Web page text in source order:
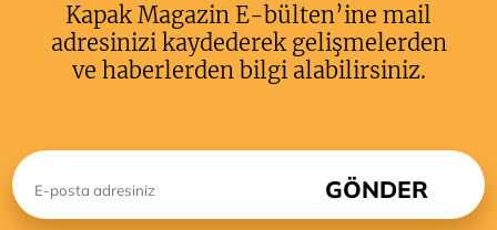
Kapak Magazin E-bülten’ine mail
adresinizi kaydederek gelişmelerden
ve haberlerden bilgi alabilirsiniz.